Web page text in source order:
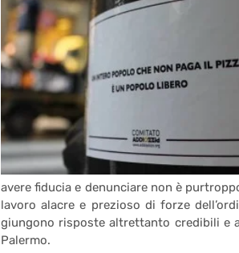
avere fiducia e denunciare non è
lavoro alacre e prezioso di forze
giungono risposte altrettanto credibili e
Palermo.